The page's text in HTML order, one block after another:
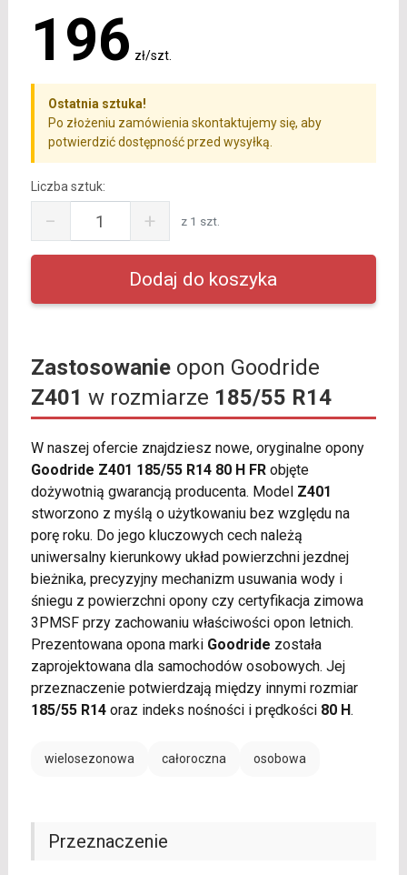
196 zł/szt.
Ostatnia sztuka!
Po złożeniu zamówienia skontaktujemy się, aby
potwierdzić dostępność przed wysyłką.
Liczba sztuk:
− + z 1 szt.
Zastosowanieopon Goodride
Z401 w rozmiarze 185/55 R14
W naszej ofercie znajdziesz nowe, oryginalne opony
Goodride Z401 185/55 R14 80 H FRobjęte
dożywotnią gwarancją producenta. Model Z401
stworzono z myślą o użytkowaniu bez względu na
porę roku. Do jego kluczowych cech należą
uniwersalny kierunkowy układ powierzchni jezdnej
bieżnika, precyzyjny mechanizm usuwania wody i
śniegu z powierzchni opony czy certyfikacja zimowa
3PMSF przy zachowaniu właściwości opon letnich.
Prezentowana opona marki Goodride została
zaprojektowana dla samochodów osobowych. Jej
przeznaczenie potwierdzają między innymi rozmiar
185/55 R14oraz indeks nośności i prędkości 80 H.
wielosezonowa całoroczna osobowa
Przeznaczenie